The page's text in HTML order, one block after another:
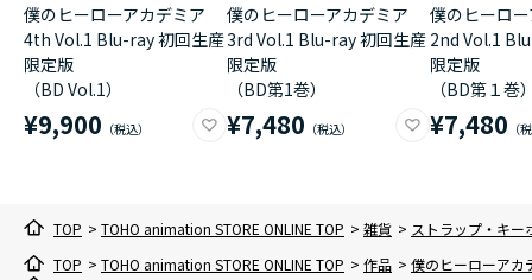
僕のヒーローアカデミア
4th Vol.1 Blu-ray 初回生産
限定版
（BD Vol.1）
¥9,900
僕のヒーローアカデミア
3rd Vol.1 Blu-ray 初回生産
限定版
（BD第1巻）
¥7,480
僕のヒーロ
2nd Vol.1
限定版
（BD第１巻
¥7,480
TOP > TOHO animation STORE ONLINE TOP > 雑貨 > ストラップ・キー
TOP > TOHO animation STORE ONLINE TOP > 作品 > 僕のヒーローアカ